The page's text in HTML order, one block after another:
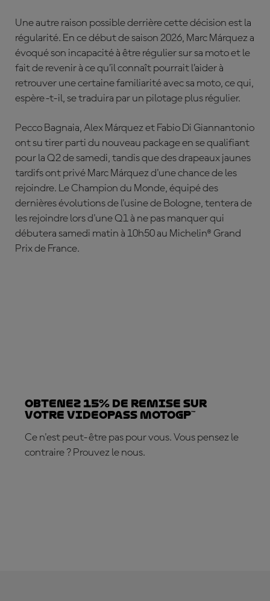
Une autre raison possible derrière cette décision est la
régularité. En ce début de saison 2026, Marc Márquez a
évoqué son incapacité à être régulier sur sa moto et le
fait de revenir à ce qu’il connaît pourrait l’aider à
retrouver une certaine familiarité avec sa moto, ce qui,
espère-t-il, se traduira par un pilotage plus régulier.
Pecco Bagnaia, Alex Márquez et Fabio Di Giannantonio
ont su tirer parti du nouveau package en se qualifiant
pour la Q2 de samedi, tandis que des drapeaux jaunes
tardifs ont privé Marc Márquez d'une chance de les
rejoindre. Le Champion du Monde, équipé des
dernières évolutions de l'usine de Bologne, tentera de
les rejoindre lors d'une Q1 à ne pas manquer qui
débutera samedi matin à 10h50 au Michelin® Grand
Prix de France.
Obtenez 15% de REMISE sur
votre VideoPass MotoGP™
Ce n'est peut-être pas pour vous. Vous pensez le
contraire ? Prouvez le nous.